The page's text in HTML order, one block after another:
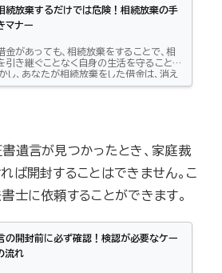
続放棄するだけでは危険！相続放棄の手
マナー
金があっても、相続放棄をすることで、相
引き継ぐことなく自身の生活を守ることが
し、あなたが相続放棄をした借金は、消え
けではありません。あなたの代わりに相続
相続放棄をすることによってどのように相
か、どうすれば誰にも借金を背負わせるこ
とき、相続人は、借金を相続し...
遺言が見つかったとき、家庭裁
ば開封することはできません。こ
士に依頼することができます。
の開封前に必ず確認！検認が必要なケー
流れ